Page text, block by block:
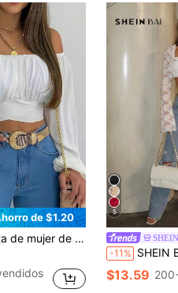
de $1.20
cruzado - Hombros descubiertos, manga larga, blusa sexy de verano blanca
5
-11% SHEIN BAE Top de manga larga con encaje floral blanco
$13.59